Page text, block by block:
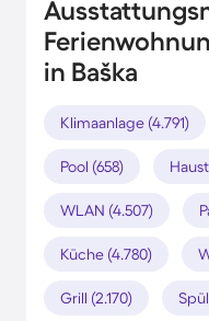
in Baška
Klimaanlage (4.791)
Pool (658)
WLAN (4.507)
Küche (4.780)
Grill (2.170)